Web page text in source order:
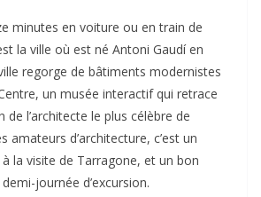
minutes en voiture ou en train de
la ville où est né Antoni Gaudí en
regorge de bâtiments modernistes
un musée interactif qui retrace
de l’architecte le plus célèbre de
amateurs d’architecture, c’est un
la visite de Tarragone, et un bon
journée d’excursion.